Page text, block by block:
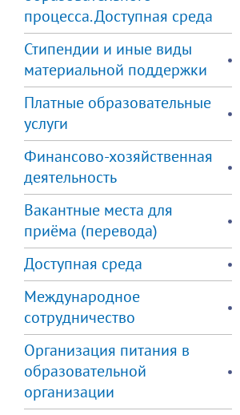
процесса. Доступная среда
Стипендии и иные виды
материальной поддержки
Платные образовательные
услуги
Финансово-хозяйственная
деятельность
Вакантные места для
приёма (перевода)
Доступная среда
Международное
сотрудничество
Организация питания в
образовательной
организации